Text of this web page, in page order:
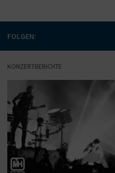
FOLGEN:
KONZERTBERICHTE